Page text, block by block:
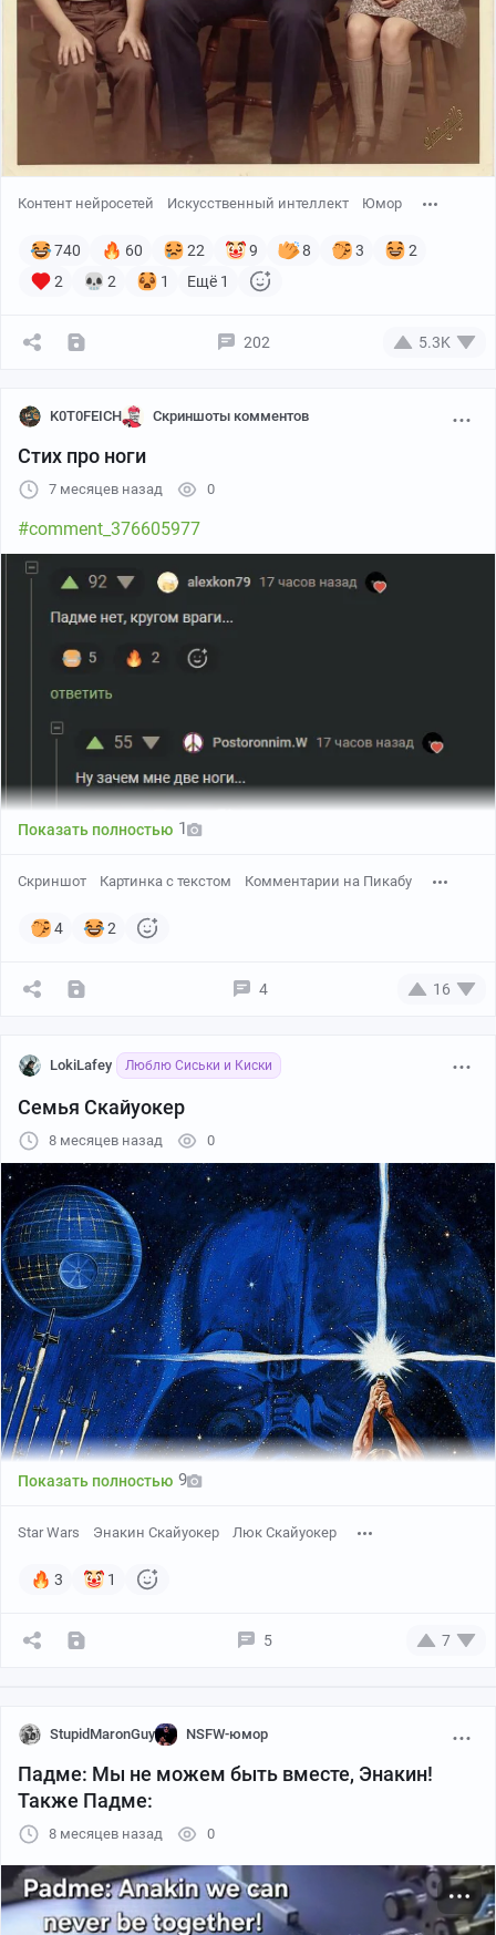
Контент нейросетей Искусственный интеллект Юмор
740 60 22 9 8 3
2
2
2 1 Ещё 1
202 5.3K
K0T0FEICH Скриншоты комментов
Стих про ноги
7 месяцев назад 0
#comment_376605977
Показать полностью 1
Скриншот Картинка с текстом Комментарии на Пикабу
4 2
4 16
LokiLafey Люблю Сиськи и Киски
Семья Скайуокер
8 месяцев назад 0
Показать полностью 9
Star Wars Энакин Скайуокер Люк Скайуокер
3 1
5 7
StupidMaronGuy NSFW-юмор
Падме: Мы не можем быть вместе, Энакин!
Также Падме:
8 месяцев назад 0